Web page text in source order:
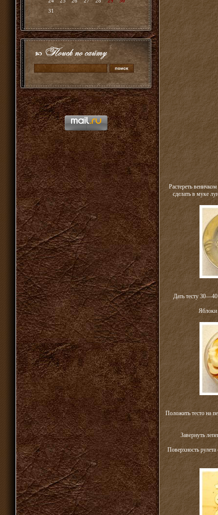
31
Растереть
сделать в муке
Дать тесту
Яблоки
Положить тесто на
Завернуть
Поверхность